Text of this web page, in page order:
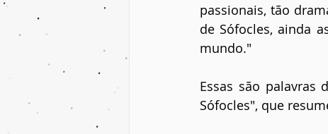
passionais, tão
de Sófocles, ainda
mundo."
Essas são palavras
Sófocles", que